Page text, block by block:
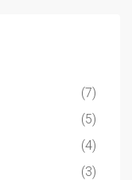
(7)
(5)
(4)
(3)